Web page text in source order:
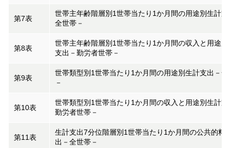
第7表
世帯主年齢階層別1世帯当たり1か月間の用途別生計支
全世帯－
第8表
世帯主年齢階層別1世帯当たり1か月間の収入と用途別
支出－勤労者世帯－
第9表
世帯類型別1世帯当たり1か月間の用途別生計支出－全
－
第10表
世帯類型別1世帯当たり1か月間の収入と用途別生計支
勤労者世帯－
第11表
生計支出7分位階層別1世帯当たり1か月間の公共的料
出－全世帯－